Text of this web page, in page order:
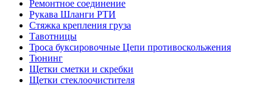
Ремонтное соединение
Рукава Шланги РТИ
Стяжка крепления груза
Тавотницы
Троса буксировочные Цепи противоскольжения
Тюнинг
Щетки сметки и скребки
Щетки стеклоочистителя